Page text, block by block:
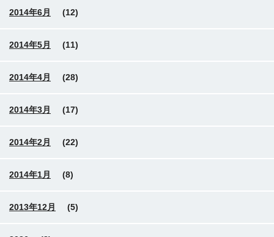
2014年6月 (12)
2014年5月 (11)
2014年4月 (28)
2014年3月 (17)
2014年2月 (22)
2014年1月 (8)
2013年12月 (5)